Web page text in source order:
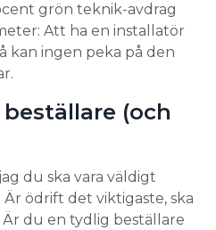
grön teknik-avdrag
Att ha en installatör
kan ingen peka på den
(och
du ska vara väldigt
ödrift det viktigaste, ska
du en tydlig beställare